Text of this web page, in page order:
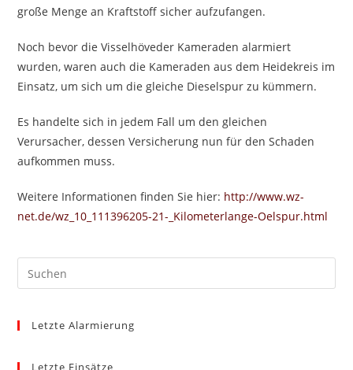
große Menge an Kraftstoff sicher aufzufangen.
Noch bevor die Visselhöveder Kameraden alarmiert
wurden, waren auch die Kameraden aus dem Heidekreis im
Einsatz, um sich um die gleiche Dieselspur zu kümmern.
Es handelte sich in jedem Fall um den gleichen
Verursacher, dessen Versicherung nun für den Schaden
aufkommen muss.
Weitere Informationen finden Sie hier: http://www.wz-
net.de/wz_10_111396205-21-_Kilometerlange-Oelspur.html
Letzte Alarmierung
Letzte Einsätze